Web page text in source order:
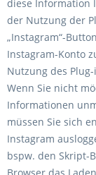
diese Information
der Nutzung der
„Instagram“-
Instagram-Konto
Nutzung des
Wenn Sie nicht
Informationen
müssen Sie sich
Instagram
bspw. den Skript-